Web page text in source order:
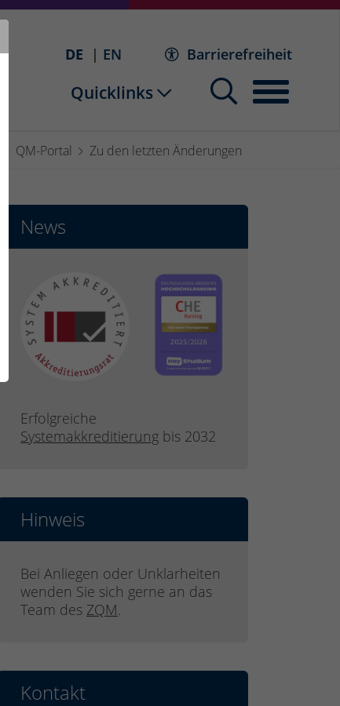
DE EN Barrierefreiheit
Quicklinks
QM-Portal Zu den letzten Änderungen
News
Erfolgreiche
Systemakkreditierung bis 2032
Hinweis
Bei Anliegen oder Unklarheiten
wenden Sie sich gerne an das
Team des ZQM.
Kontakt